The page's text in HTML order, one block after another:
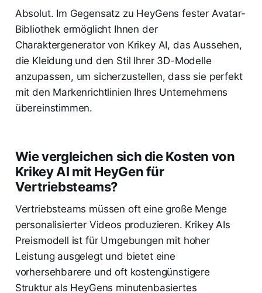
Absolut. Im Gegensatz zu HeyGens fester Avatar-
Bibliothek ermöglicht Ihnen der
Charaktergenerator von Krikey AI, das Aussehen,
die Kleidung und den Stil Ihrer 3D-Modelle
anzupassen, um sicherzustellen, dass sie perfekt
mit den Markenrichtlinien Ihres Unternehmens
übereinstimmen.
Wie vergleichen sich die Kosten von
Krikey AI mit HeyGen für
Vertriebsteams?
Vertriebsteams müssen oft eine große Menge
personalisierter Videos produzieren. Krikey AIs
Preismodell ist für Umgebungen mit hoher
Leistung ausgelegt und bietet eine
vorhersehbarere und oft kostengünstigere
Struktur als HeyGens minutenbasiertes